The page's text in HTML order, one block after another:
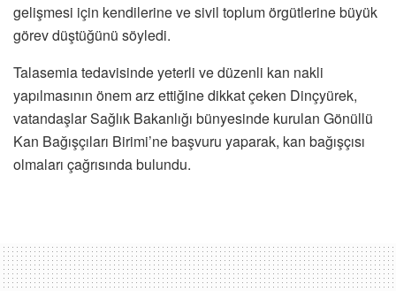
gelişmesi için kendilerine ve sivil toplum örgütlerine büyük
görev düştüğünü söyledi.
Talasemia tedavisinde yeterli ve düzenli kan nakli
yapılmasının önem arz ettiğine dikkat çeken Dinçyürek,
vatandaşlar Sağlık Bakanlığı bünyesinde kurulan Gönüllü
Kan Bağışçıları Birimi’ne başvuru yaparak, kan bağışçısı
olmaları çağrısında bulundu.